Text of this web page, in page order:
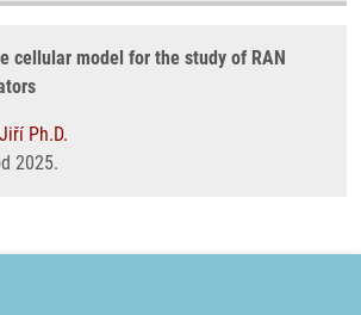
cellular model for the study of RAN
Ph.D.
2025.